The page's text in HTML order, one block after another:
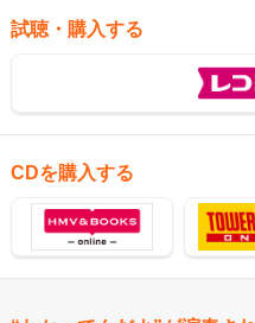
試聴・購入する
CDを購入する